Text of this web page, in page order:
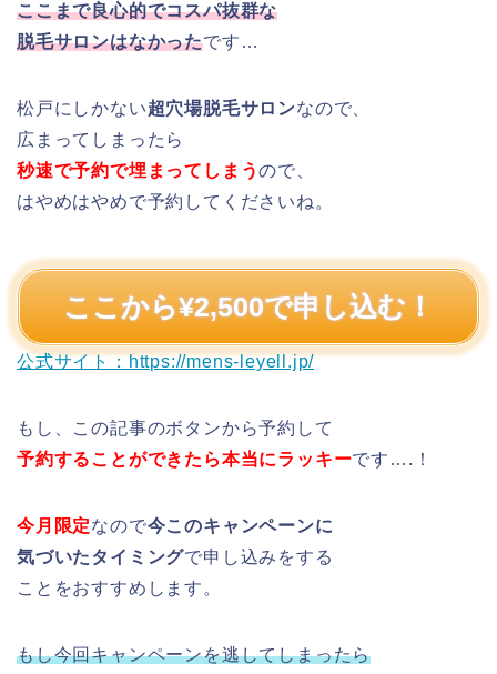
ここまで良心的でコスパ抜群な
脱毛サロンはなかったです…
松戸にしかない超穴場脱毛サロンなので、
広まってしまったら
秒速で予約で埋まってしまうので、
はやめはやめで予約してくださいね。
ここから¥2,500で申し込む！
公式サイト：https://mens-leyell.jp/
もし、この記事のボタンから予約して
予約することができたら本当にラッキーです….！
今月限定なので今このキャンペーンに
気づいたタイミングで申し込みをする
ことをおすすめします。
もし今回キャンペーンを逃してしまったら